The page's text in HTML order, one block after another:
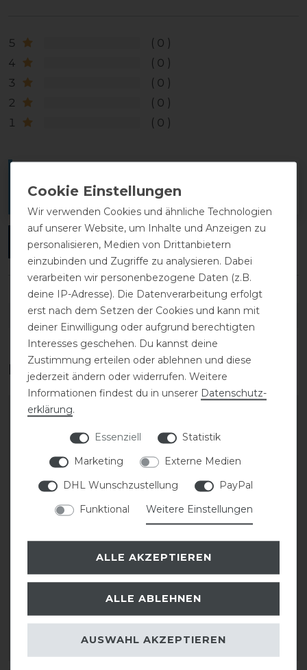
5
0
4
0
3
0
2
0
1
0
verfassen.
ANMELDEN
DETAILS ZUR PRODUKTSICHERHEIT
Das perfekte Zubehör für dich
-20%
Covalliero Hoody
55,99 € *
Covalliero Hoody
55,99 € *
Wir verwenden Cookies und ähnliche Technologien
auf unserer Website, um Inhalte und Anzeigen zu
personalisieren, Medien von Drittanbietern
einzubinden und Zugriffe zu analysieren. Dabei
verarbeiten wir personenbezogene Daten (z.B.
deine IP-Adresse). Die Datenverarbeitung erfolgt
erst nach dem Setzen der Cookies und kann mit
deiner Einwilligung oder aufgrund berechtigten
Interesses geschehen. Du kannst deine
Zustimmung erteilen oder ablehnen und diese
jederzeit ändern oder widerrufen. Weitere
Informationen findest du in unserer Daten­schutz­
erklärung.
Essenziell
Statistik
Marketing
Externe Medien
DHL Wunschzustellung
PayPal
Funktional
Weitere Einstellungen
ALLE AKZEPTIEREN
ALLE ABLEHNEN
AUSWAHL AKZEPTIEREN